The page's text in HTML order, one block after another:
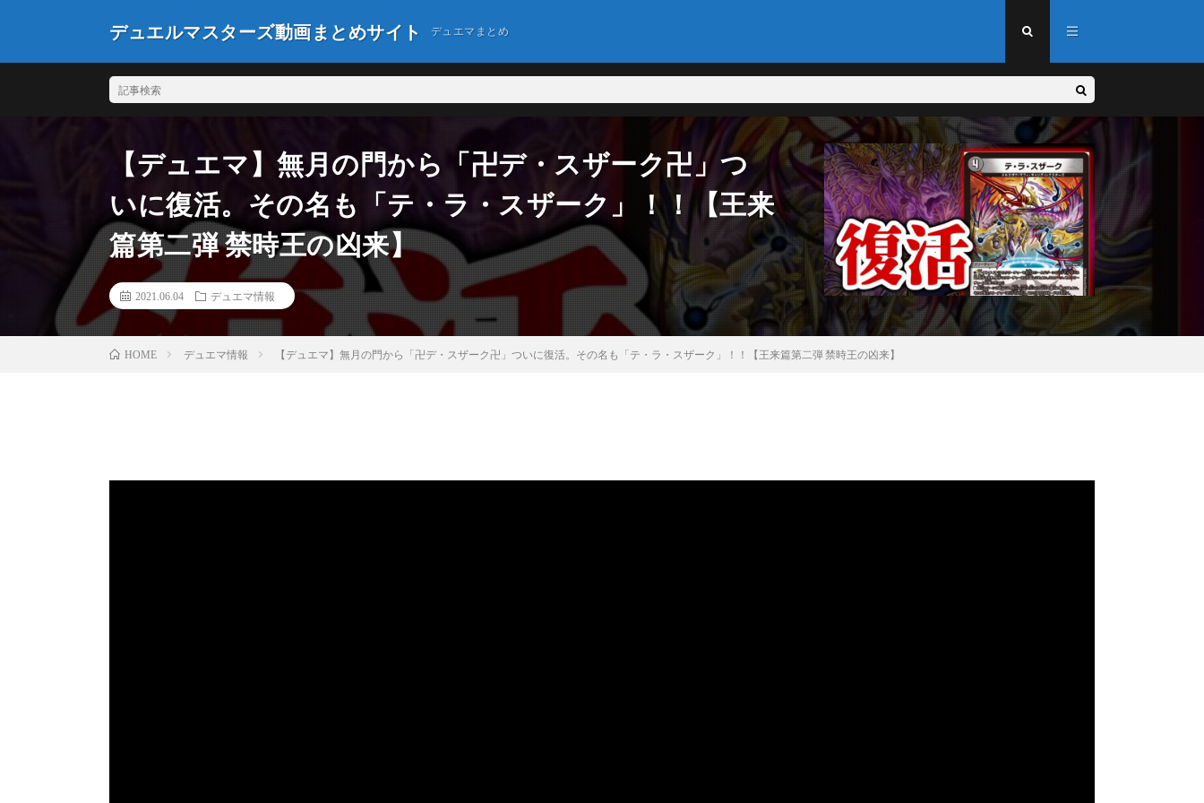
デュエルマスターズ動画まとめサイト デュエマまとめ
【デュエマ】無月の門から「卍デ・スザーク卍」つ
いに復活。その名も「テ・ラ・スザーク」！！【王来
篇第二弾 禁時王の凶来】
2021.06.04 デュエマ情報
HOME デュエマ情報 【デュエマ】無月の門から「卍デ・スザーク卍」ついに復活。その名も「テ・ラ・スザーク」！！【王来篇第二弾 禁時王の凶来】